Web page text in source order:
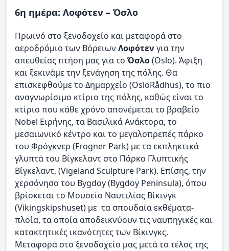
6η ημέρα: Λοφότεν – Όσλο
Πρωινό στο ξενοδοχείο και μεταφορά στο
αεροδρόμιο των Βόρειων Λοφότεν για την
απευθείας πτήση μας για το Όσλο(Oslo). Άφιξη
και ξεκινάμε την ξενάγηση της πόλης. Θα
επισκεφθούμε το Δημαρχείο (OsloRådhus), το πιο
αναγνωρίσιμο κτίριο της πόλης, καθώς είναι το
κτίριο που κάθε χρόνο απονέμεται το βραβείο
Nobel Ειρήνης, τα Βασιλικά Ανάκτορα, το
μεσαιωνικό κέντρο και το μεγαλοπρεπές πάρκο
του Φρόγκνερ (Frogner Park) με τα εκπληκτικά
γλυπτά του Βίγκελαντ στο Πάρκο Γλυπτικής
Βίγκελαντ, (Vigeland Sculpture Park). Επίσης, την
χερσόνησο του Bygdoy (Bygdoy Peninsula), όπου
βρίσκεται το Μουσείο Ναυτιλίας Βίκινγκ
(Vikingskipshuset) με τα σπουδαία εκθέματα-
πλοία, τα οποία αποδεικνύουν τις ναυπηγικές και
κατακτητικές ικανότητες των Βίκινγκς.
Μεταφορά στο ξενοδοχείο μας μετά το τέλος της